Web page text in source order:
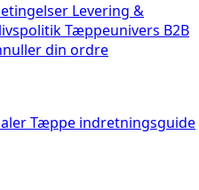
Levering &
Tæppeunivers B2B
din ordre
Tæppe indretningsguide